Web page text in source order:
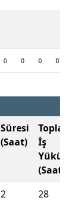
0 0 0 0
Süresi
(Saat)
Toplam
İş
Yükü
(Saat)
2 28